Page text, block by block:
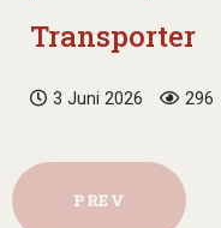
Transporter
3 Juni 2026 296
PREV